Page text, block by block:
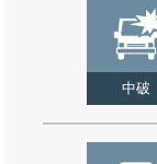
中破